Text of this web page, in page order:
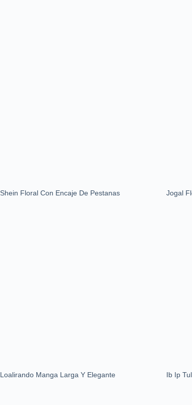
Shein Floral Con Encaje De Pestanas Jogal
Loalirando Manga Larga Y Elegante Ib Ip